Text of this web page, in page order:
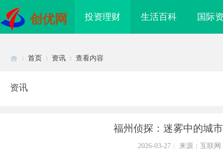
创优网 投资理财 生活百科 国际
首页 资讯 查看内容
资讯
福州侦探：迷雾中的城
2026-03-27 来源：互联网